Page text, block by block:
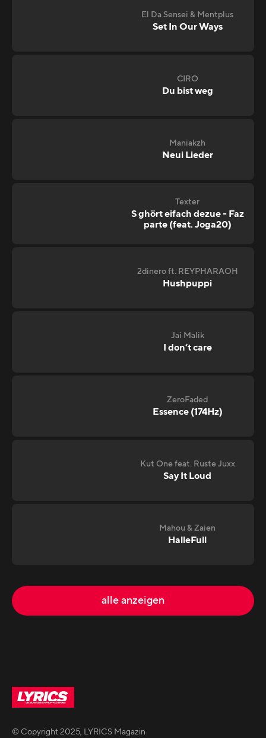
El Da Sensei & Mentplus
Set In Our Ways
CIRO
Du bist weg
Maniakzh
Neui Lieder
Texter
S ghört eifach dezue - Faz
parte (feat. Joga20)
2dinero ft. REYPHARAOH
Hushpuppi
Jai Malik
I don‘t care
ZeroFaded
Essence (174Hz)
Kut One feat. Ruste Juxx
Say It Loud
Mahou & Zaien
HalleFull
alle anzeigen
© Copyright2025, LYRICS Magazin